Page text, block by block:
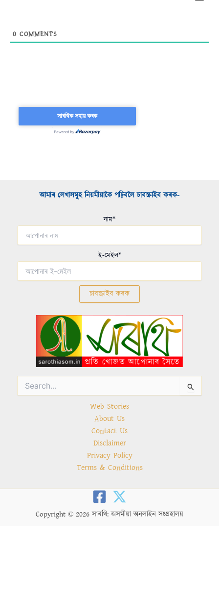
0 COMMENTS
আমাৰ লেখাসমূহ নিয়মীয়াকৈ পঢ়িবলৈ চাবস্ক্ৰাইব কৰক-​
নাম*
ই-মেইল*
Search
for:
Web Stories
About Us
Contact Us
Disclaimer
Privacy Policy
Terms & Conditions
Copyright © 2026 সাৰথি: অসমীয়া অনলাইন সংগ্ৰহালয়